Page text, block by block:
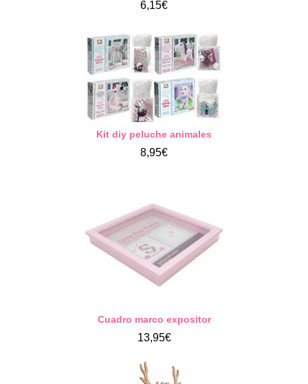
6,15€
Kit diy peluche animales
8,95€
Cuadro marco expositor
13,95€